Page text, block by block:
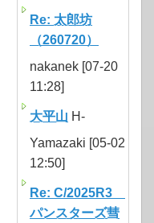
Re: 太郎坊
（260720）
nakanek [07-20
11:28]
大平山 H-
Yamazaki [05-02
12:50]
Re: C/2025R3
パンスターズ彗